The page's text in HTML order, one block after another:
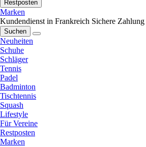
Restposten
Marken
Kundendienst in Frankreich Sichere Zahlung
Suchen
Neuheiten
Schuhe
Schläger
Tennis
Padel
Badminton
Tischtennis
Squash
Lifestyle
Für Vereine
Restposten
Marken